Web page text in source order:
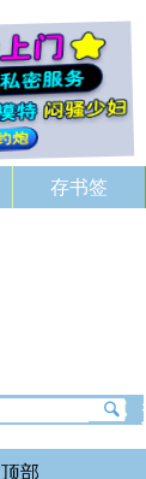
存书签
部